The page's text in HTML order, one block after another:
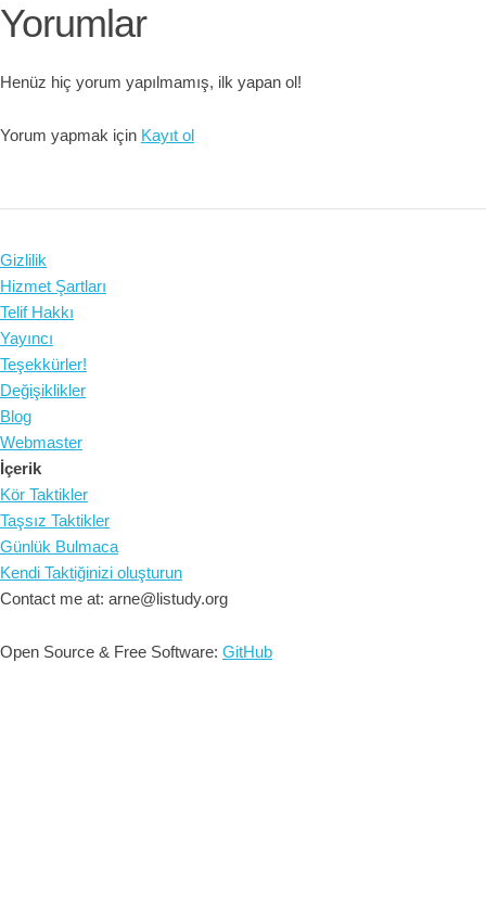
Yorumlar
Henüz hiç yorum yapılmamış, ilk yapan ol!
Yorum yapmak için Kayıt ol
Gizlilik
Hizmet Şartları
Telif Hakkı
Yayıncı
Teşekkürler!
Değişiklikler
Blog
Webmaster
İçerik
Kör Taktikler
Taşsız Taktikler
Günlük Bulmaca
Kendi Taktiğinizi oluşturun
Contact me at: arne@listudy.org
Open Source & Free Software: GitHub